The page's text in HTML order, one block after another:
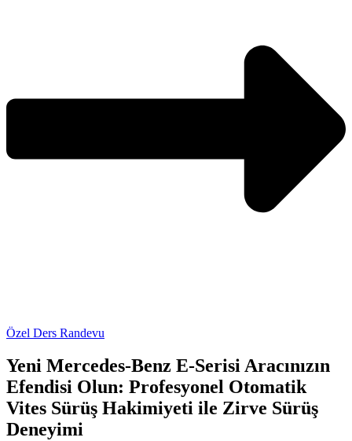
Özel Ders Randevu
Yeni Mercedes-Benz E-Serisi Aracınızın
Efendisi Olun: Profesyonel Otomatik
Vites Sürüş Hakimiyeti ile Zirve Sürüş
Deneyimi